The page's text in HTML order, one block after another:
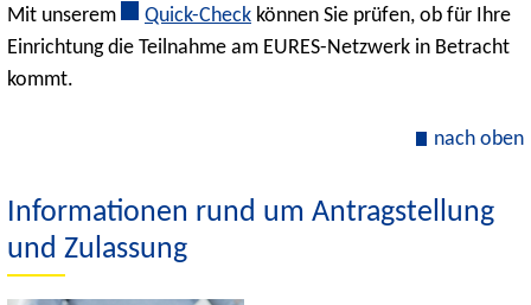
Mit unserem Quick-Check können Sie prüfen, ob für Ihre
Einrichtung die Teilnahme am EURES-Netzwerk in Betracht
kommt.
nach oben
Informationen rund um Antragstellung
und Zulassung